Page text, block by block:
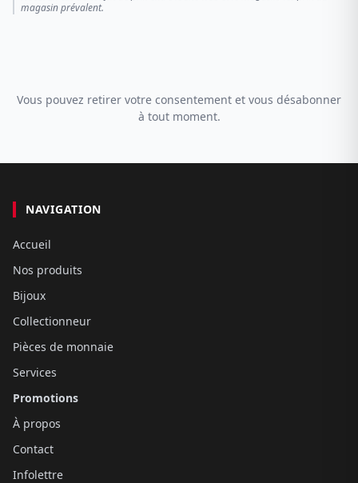
magasin prévalent.
Vous pouvez retirer votre consentement et vous désabonner
à tout moment.
NAVIGATION
Accueil
Nos produits
Bijoux
Collectionneur
Pièces de monnaie
Services
Promotions
À propos
Contact
Infolettre